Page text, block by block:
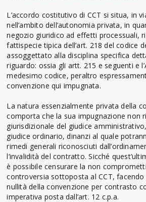
L’accordo costitutivo di CCT si situa, in
nell’ambito dell’autonomia privata, in
negozio giuridico ad effetti processuali,
fattispecie tipica dell’art. 218 del codice
assoggettato alla disciplina specifica
riguardo: ossia gli artt. 215 e seguenti e
medesimo codice, peraltro
convenzione qui impugnata.
La natura essenzialmente privata della
comporta che la sua impugnazione non
giurisdizionale del giudice
giudice ordinario, dinanzi al quale
rimedi generali riconosciuti
l’invalidità del contratto. Sicché
è possibile censurare la non
controversia sottoposta al CCT,
nullità della convenzione per contrasto
imperativa posta dall’art. 12 c.p.a.